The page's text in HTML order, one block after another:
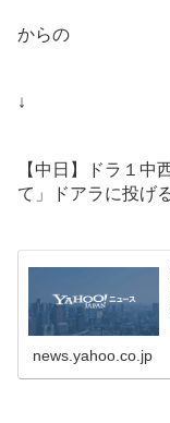
からの
↓
【中日】ドラ１中
て」ドアラに投げ
news.yahoo.co.jp